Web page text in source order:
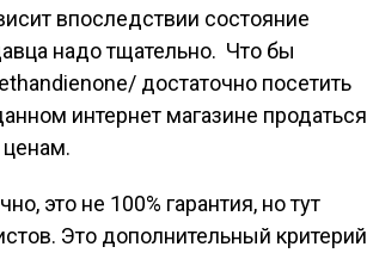
впоследствии состояние
надо тщательно. Что бы
достаточно посетить
интернет магазине продаться
это не 100% гарантия, но тут
Это дополнительный критерий